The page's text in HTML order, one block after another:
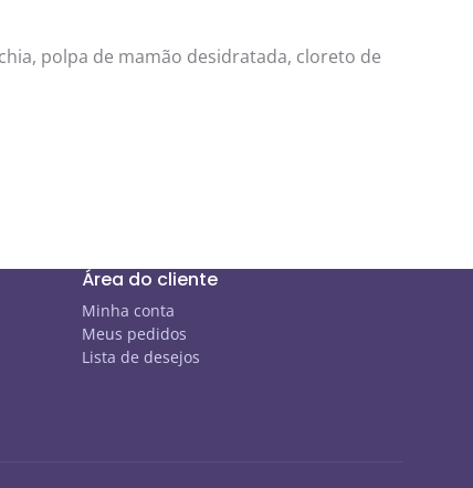
polpa de mamão desidratada, cloreto de
Área do cliente
Minha conta
Meus pedidos
Lista de desejos